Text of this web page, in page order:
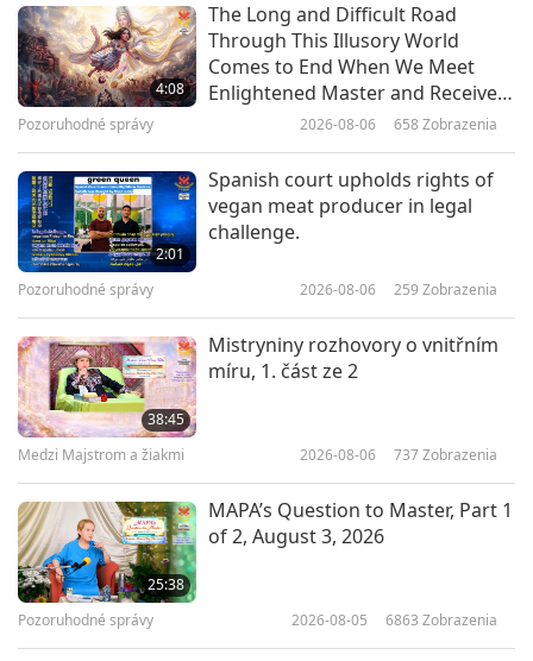
37:55
Smějte se na cestě do Nebe, 1.
část z 8
36:56
Šivových 112 způsobů
soustředění II, 1. část ze 4
37:31
Šivových 112 způsobů
38:43
Abychom byli osvobozeni,
4:08
The Long and Difficult Road
Through This Illusory World
Comes to End When We Meet
Enlightened Master and Receive
Pozoruhodné správy 2026-08-06 658 Zobrazenia
2:01
Spanish court upholds rights of
vegan meat producer in legal
challenge.
Pozoruhodné správy 2026-08-06 259 Zobrazenia
38:45
Mistryniny rozhovory o vnitřním
míru, 1. část ze 2
Medzi Majstrom a žiakmi 2026-08-06 737Zobrazenia
25:38
MAPA’s Question to Master, Part 1
of 2, August 3, 2026
Pozoruhodné správy 2026-08-05 6863 Zobrazenia